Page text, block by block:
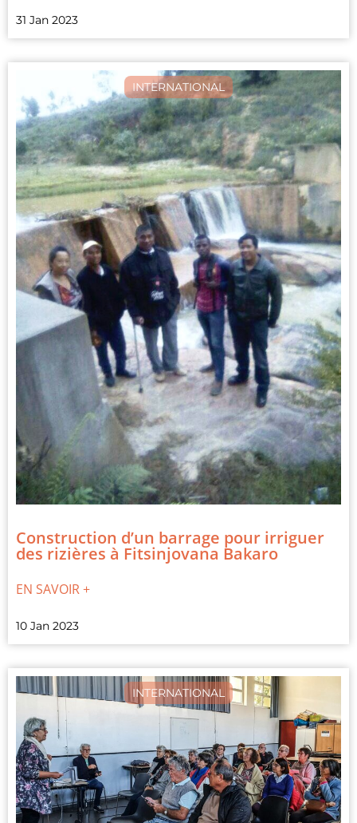
31 Jan 2023
INTERNATIONAL
Construction d’un barrage pour irriguer
des rizières à Fitsinjovana Bakaro
EN SAVOIR +
10 Jan 2023
INTERNATIONAL